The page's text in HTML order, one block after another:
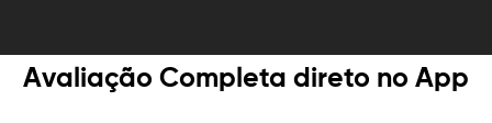
Avaliação Completa direto no App